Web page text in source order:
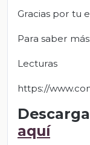
Gracias por tu
Para saber más:
Lecturas
https://
aquí